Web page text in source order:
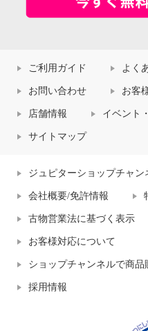
ご利用ガイド よく
お問い合わせ お客
店舗情報 イベント
サイトマップ
ジュピターショップチャ
会社概要/免許情報
古物営業法に基づく表示
お客様対応について
ショップチャンネルで商
採用情報